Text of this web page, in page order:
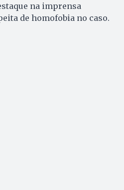
na imprensa
de homofobia no caso.